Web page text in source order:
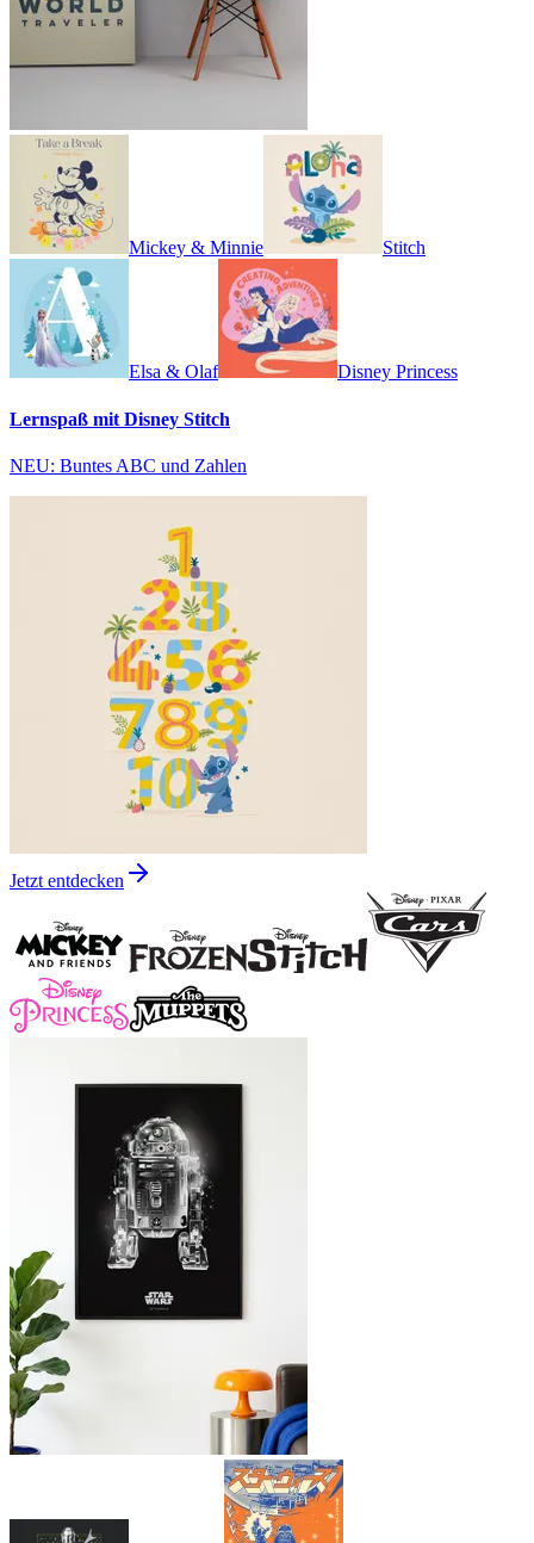
Mickey & Minnie Stitch
Elsa & Olaf Disney Princess
Lernspaß mit Disney Stitch
NEU: Buntes ABC und Zahlen
Jetzt entdecken